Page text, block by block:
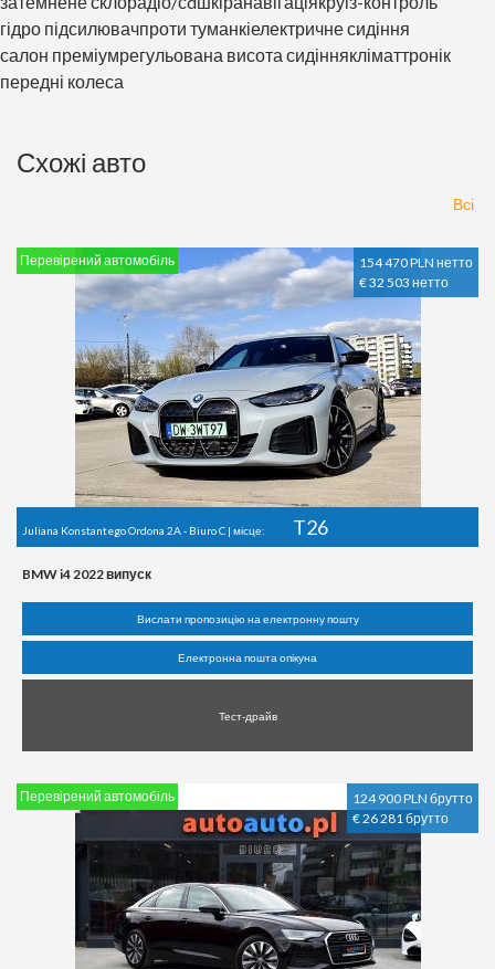
гідро підсилювачпроти туманкіелектричне сидіння
салон преміумрегульована висота сидіннякліматтронік
передні колеса
Схожі авто
Всі
154 470 PLN нетто
€ 32 503 нетто
Перевірений автомобіль
Juliana Konstantego Ordona 2A - Biuro C | місце: T26
BMW i4 2022 випуск
Вислати пропозицію на електронну пошту
Електронна пошта опікуна
Тест-драйв
124 900 PLN брутто
€ 26 281 брутто
Перевірений автомобіль